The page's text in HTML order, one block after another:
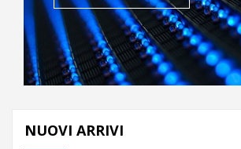
NUOVI ARRIVI